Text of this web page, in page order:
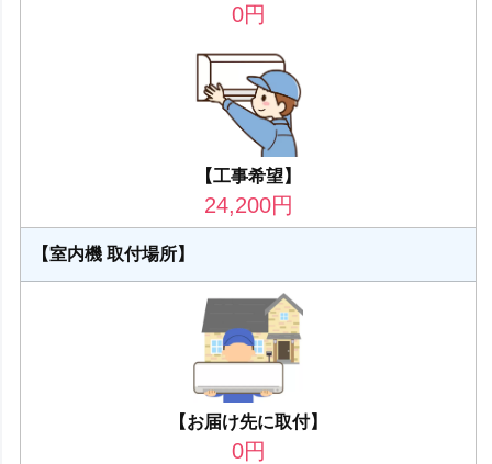
0円
【工事希望】
24,200円
【室内機 取付場所】
【お届け先に取付】
0円